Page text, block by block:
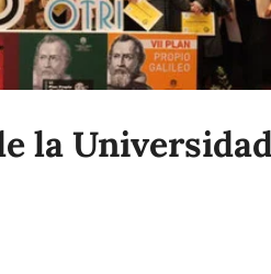
la